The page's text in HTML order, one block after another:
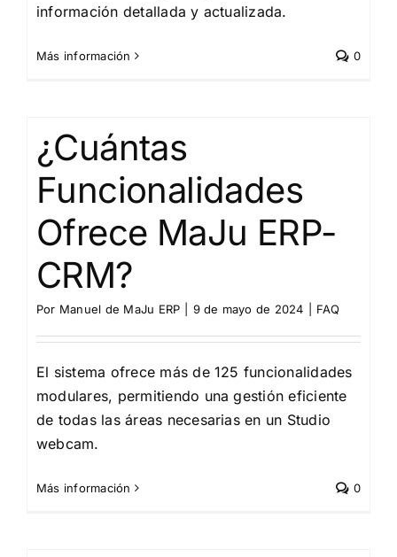
información detallada y actualizada.
Más información 0
¿Cuántas
Funcionalidades
Ofrece MaJu ERP-
CRM?
Por Manuel de MaJu ERP 9 de mayo de 2024 FAQ
El sistema ofrece más de 125 funcionalidades
modulares, permitiendo una gestión eficiente
de todas las áreas necesarias en un Studio
webcam.
Más información 0